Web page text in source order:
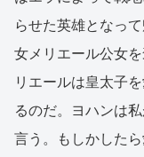
らせた英雄となっ
女メリエール公女
リエールは皇太子
るのだ。ヨハンは
言う。もしかした